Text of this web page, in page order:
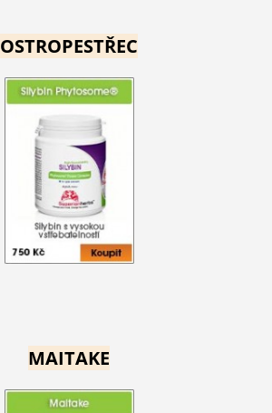
OSTROPESTŘEC
MAITAKE